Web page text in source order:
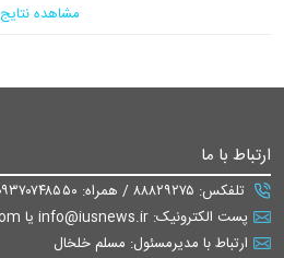
مشاهده نتایج
ارتباط با ما
تلفکس: ۸۸۸۲۹۲۷۵ / همراه: ۰۹۳۷۰۷۴۸۵۵۰
پست الکترونیک: info@iusnews.ir یا eiusnews@gmail.com
ارتباط با مدیرمسئول: مسلم خلخال